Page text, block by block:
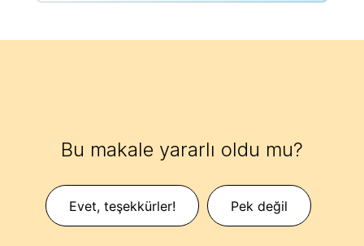
Bu makale yararlı oldu mu?
Evet, teşekkürler! Pek değil